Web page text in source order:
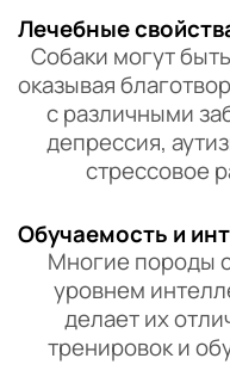
Лечебные
Собаки могут
оказывая
с различными
депрессия,
стрессовое
Обучаемость и
Многие породы
уровнем
делает их
тренировок и